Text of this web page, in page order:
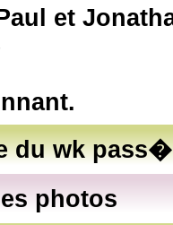
et
du wk pass�
photos